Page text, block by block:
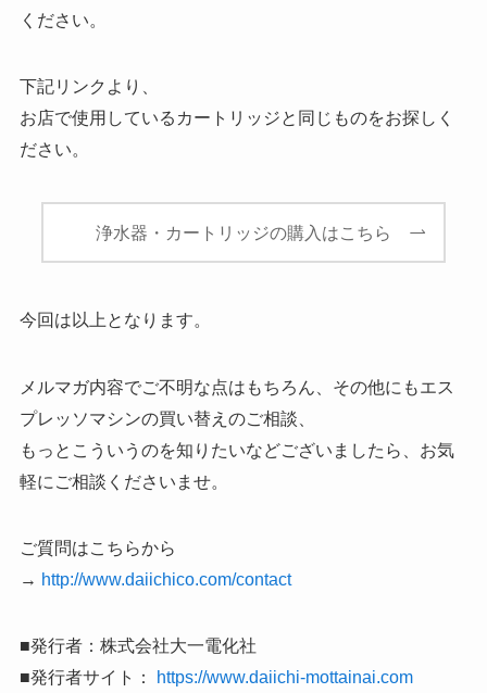
ください。
下記リンクより、
お店で使用しているカートリッジと同じものをお探しく
ださい。
浄水器・カートリッジの購入はこちら
今回は以上となります。
メルマガ内容でご不明な点はもちろん、その他にもエス
プレッソマシンの買い替えのご相談、
もっとこういうのを知りたいなどございましたら、お気
軽にご相談くださいませ。
ご質問はこちらから
→ http://www.daiichico.com/contact
■発行者：株式会社大一電化社
■発行者サイト： https://www.daiichi-mottainai.com